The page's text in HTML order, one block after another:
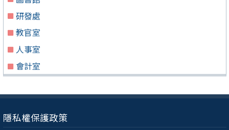
研發處
教官室
人事室
會計室
隱私權保護政策